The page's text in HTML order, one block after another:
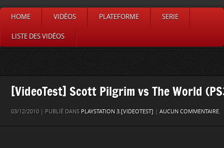
HOME VIDÉOS PLATEFORME SERIE
LISTE DES VIDÉOS
[VideoTest] Scott Pilgrim vs The World
03/12/2010 | PUBLIÉ DANS PLAYSTATION 3,[VIDEOTEST] AUCUN COMMENTAIRE.